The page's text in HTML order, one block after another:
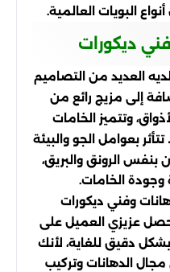
البويات العالمية.
ديكورات
العديد من التصاميم
إلى مزيج رائع من
وتتميز الخامات
بعوامل الجو والبيئة
بنفس الرونق والبريق،
وجودة الخامات.
وفني ديكورات
عزيزي العميل على
دقيق للغاية، لأنك
الدهانات وتركيب